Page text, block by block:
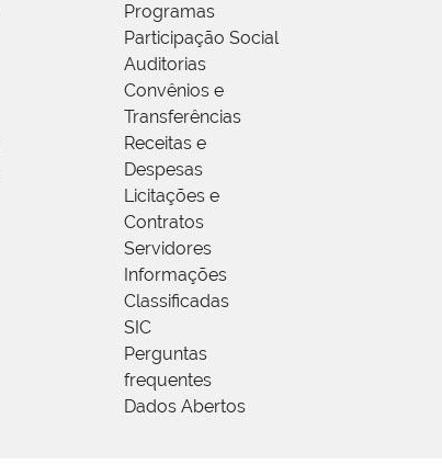
Programas
Participação Social
Auditorias
Convênios e
Transferências
Receitas e
Despesas
Licitações e
Contratos
Servidores
Informações
Classificadas
SIC
Perguntas
frequentes
Dados Abertos